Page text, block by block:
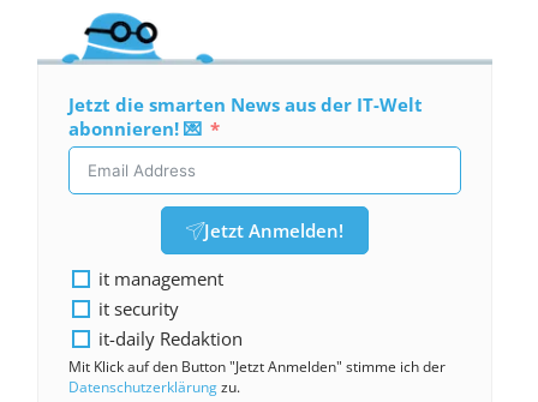
Jetzt die smarten News aus der IT-Welt
abonnieren! 💌
Jetzt Anmelden!
it management
it security
it-daily Redaktion
Mit Klick auf den Button "Jetzt Anmelden" stimme ich der
Datenschutzerklärungzu.